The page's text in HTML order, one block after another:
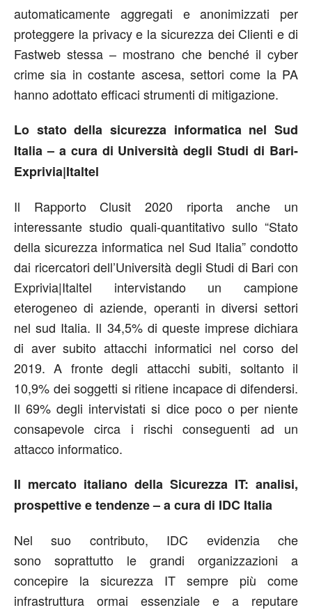
automaticamente aggregati e anonimizzati per
proteggere la privacy e la sicurezza dei Clienti e di
Fastweb stessa – mostrano che benché il cyber
crime sia in costante ascesa, settori come la PA
hanno adottato efficaci strumenti di mitigazione.
Lo stato della sicurezza informatica nel Sud
Italia – a cura di Università degli Studi di Bari-
Exprivia|Italtel
Il Rapporto Clusit 2020 riporta anche un
interessante studio quali-quantitativo sullo “Stato
della sicurezza informatica nel Sud Italia” condotto
dai ricercatori dell’Università degli Studi di Bari con
Exprivia|Italtel intervistando un campione
eterogeneo di aziende, operanti in diversi settori
nel sud Italia. Il 34,5% di queste imprese dichiara
di aver subito attacchi informatici nel corso del
2019. A fronte degli attacchi subiti, soltanto il
10,9% dei soggetti si ritiene incapace di difendersi.
Il 69% degli intervistati si dice poco o per niente
consapevole circa i rischi conseguenti ad un
attacco informatico.
Il mercato italiano della Sicurezza IT: analisi,
prospettive e tendenze – a cura di IDC Italia
Nel suo contributo, IDC evidenzia che
sono soprattutto le grandi organizzazioni a
concepire la sicurezza IT sempre più come
infrastruttura ormai essenziale e a reputare